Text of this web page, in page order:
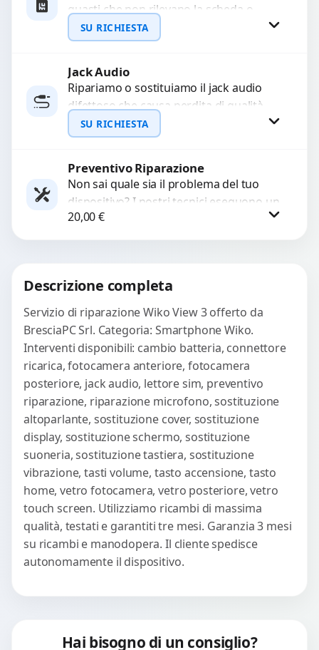
guasti che non rilevano la scheda o
interrompono il segnale. Utilizziamo
ricambi testati e garantiti...
SU RICHIESTA
Richiedi Preventivo
WhatsApp
Jack Audio
Ripariamo o sostituiamo il jack audio
difettoso che causa perdita di qualità
sonora o impossibilità di collegare cuffie
e accessori....
SU RICHIESTA
Richiedi Preventivo
WhatsApp
Preventivo Riparazione
Non sai quale sia il problema del tuo
dispositivo? I nostri tecnici eseguono un
check-up completo con strumenti
avanzati per...
20,00€
Descrizione completa
Servizio di riparazione Wiko View 3 offerto da
BresciaPC Srl. Categoria: Smartphone Wiko.
Interventi disponibili: cambio batteria, connettore
ricarica, fotocamera anteriore, fotocamera
posteriore, jack audio, lettore sim, preventivo
riparazione, riparazione microfono, sostituzione
altoparlante, sostituzione cover, sostituzione
display, sostituzione schermo, sostituzione
suoneria, sostituzione tastiera, sostituzione
vibrazione, tasti volume, tasto accensione, tasto
home, vetro fotocamera, vetro posteriore, vetro
touch screen. Utilizziamo ricambi di massima
qualità, testati e garantiti tre mesi. Garanzia 3 mesi
su ricambi e manodopera. Il cliente spedisce
autonomamente il dispositivo.
Hai bisogno di un consiglio?